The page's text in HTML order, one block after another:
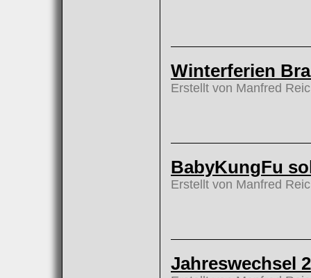
Winterferien
Erstellt von Manfred
BabyKungFu
Erstellt von Manfred
Jahreswechsel